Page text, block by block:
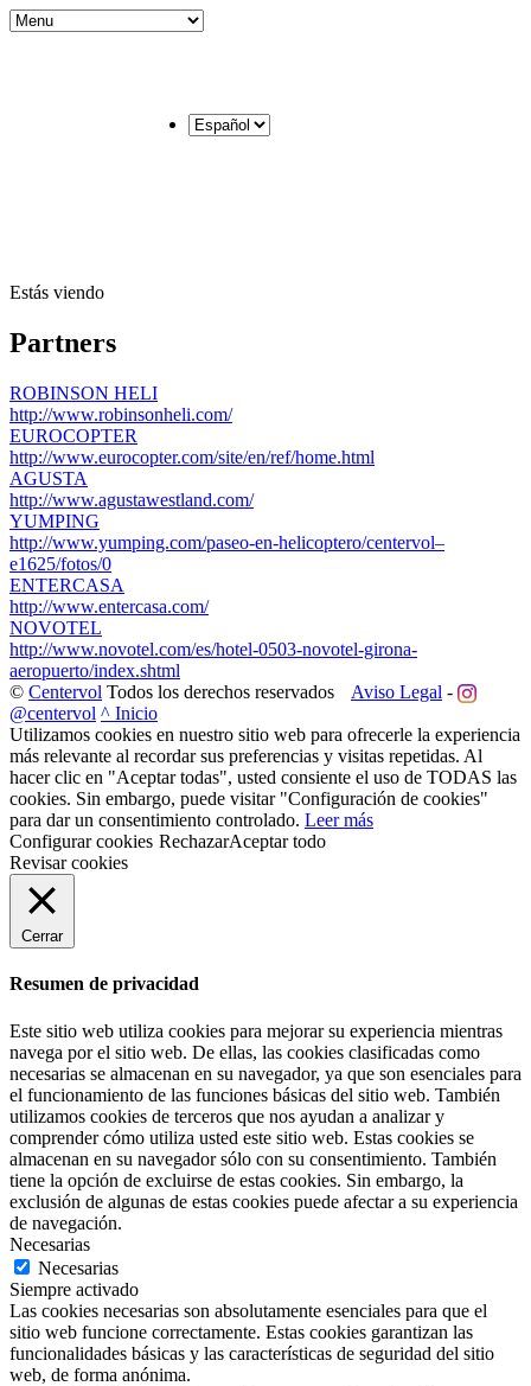
Estás viendo
Partners
ROBINSON HELI
http://www.robinsonheli.com/
EUROCOPTER
http://www.eurocopter.com/site/en/ref/home.html
AGUSTA
http://www.agustawestland.com/
YUMPING
http://www.yumping.com/paseo-en-helicoptero/centervol–
e1625/fotos/0
ENTERCASA
http://www.entercasa.com/
NOVOTEL
http://www.novotel.com/es/hotel-0503-novotel-girona-
aeropuerto/index.shtml
© Centervol Todos los derechos reservados Aviso Legal -
@centervol ^ Inicio
Utilizamos cookies en nuestro sitio web para ofrecerle la experiencia
más relevante al recordar sus preferencias y visitas repetidas. Al
hacer clic en "Aceptar todas", usted consiente el uso de TODAS las
cookies. Sin embargo, puede visitar "Configuración de cookies"
para dar un consentimiento controlado. Leer más
Configurar cookies RechazarAceptar todo
Revisar cookies
Cerrar
Resumen de privacidad
Este sitio web utiliza cookies para mejorar su experiencia mientras
navega por el sitio web. De ellas, las cookies clasificadas como
necesarias se almacenan en su navegador, ya que son esenciales para
el funcionamiento de las funciones básicas del sitio web. También
utilizamos cookies de terceros que nos ayudan a analizar y
comprender cómo utiliza usted este sitio web. Estas cookies se
almacenan en su navegador sólo con su consentimiento. También
tiene la opción de excluirse de estas cookies. Sin embargo, la
exclusión de algunas de estas cookies puede afectar a su experiencia
de navegación.
Necesarias
Necesarias
Siempre activado
Las cookies necesarias son absolutamente esenciales para que el
sitio web funcione correctamente. Estas cookies garantizan las
funcionalidades básicas y las características de seguridad del sitio
web, de forma anónima.